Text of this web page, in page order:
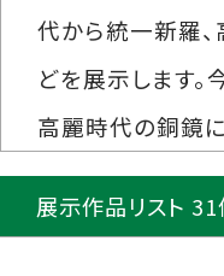
代から統一新羅
どを展示します
高麗時代の銅鏡
展示作品リスト 31